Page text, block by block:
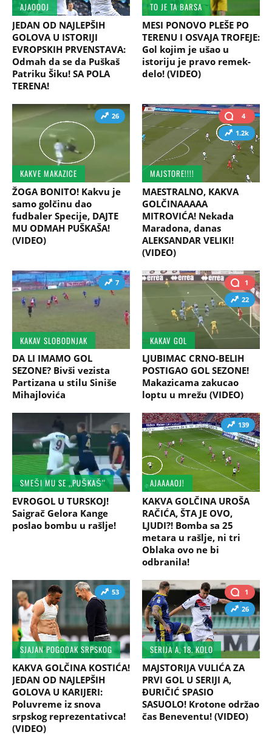
AJAOOOJ
JEDAN OD NAJLEPŠIH
GOLOVA U ISTORIJI
EVROPSKIH PRVENSTAVA:
Odmah da se da Puškaš
Patriku Šiku! SA POLA
TERENA!
TO JE TA BARSA
MESI PONOVO PLEŠE PO
TERENU I OSVAJA TROFEJE:
Gol kojim je ušao u
istoriju je pravo remek-
delo! (VIDEO)
26
KAKVE MAKAZICE
ŽOGA BONITO! Kakvu je
samo golčinu dao
fudbaler Specije, DAJTE
MU ODMAH PUŠKAŠA!
(VIDEO)
4
1.2k
MAJSTORE!!!!
MAESTRALNO, KAKVA
GOLČINAAAAA
MITROVIĆA! Nekada
Maradona, danas
ALEKSANDAR VELIKI!
(VIDEO)
7
KAKAV SLOBODNJAK
DA LI IMAMO GOL
SEZONE? Bivši vezista
Partizana u stilu Siniše
Mihajlovića
1
22
KAKAV GOL
LJUBIMAC CRNO-BELIH
POSTIGAO GOL SEZONE!
Makazicama zakucao
loptu u mrežu (VIDEO)
SMEŠI MU SE ,,PUŠKAŠ''
EVROGOL U TURSKOJ!
Saigrač Gelora Kange
poslao bombu u rašlje!
139
AJAAAAOJ!
KAKVA GOLČINA UROŠA
RAČIĆA, ŠTA JE OVO,
LJUDI?! Bomba sa 25
metara u rašlje, ni tri
Oblaka ovo ne bi
odbranila!
53
SJAJAN POGODAK SRPSKOG
KAKVA GOLČINA KOSTIĆA!
JEDAN OD NAJLEPŠIH
GOLOVA U KARIJERI:
Poluvreme iz snova
srpskog reprezentativca!
(VIDEO)
1
26
SERIJA A, 18. KOLO
MAJSTORIJA VULIĆA ZA
PRVI GOL U SERIJI A,
ĐURIČIĆ SPASIO
SASUOLO! Krotone održao
čas Beneventu! (VIDEO)